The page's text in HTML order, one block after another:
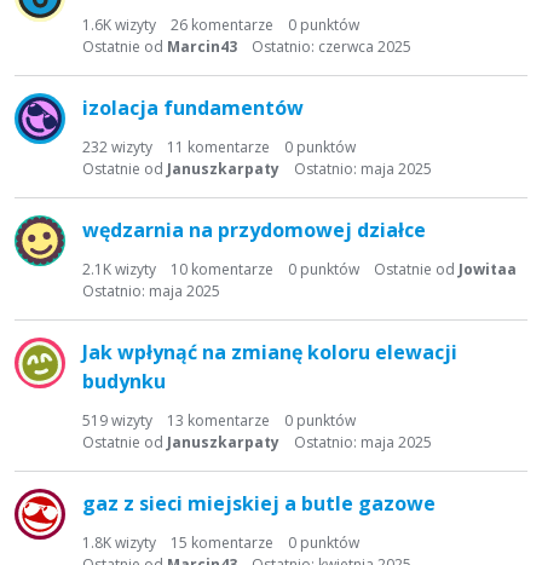
1.6Kwizyty 26 komentarze 0 punktów
Ostatnie od Marcin43 Ostatnio: czerwca 2025
izolacja fundamentów
232wizyty 11 komentarze 0 punktów
Ostatnie od Januszkarpaty Ostatnio: maja 2025
wędzarnia na przydomowej działce
2.1Kwizyty 10 komentarze 0 punktów Ostatnie od Jowitaa
Ostatnio: maja 2025
Jak wpłynąć na zmianę koloru elewacji
budynku
519wizyty 13 komentarze 0 punktów
Ostatnie od Januszkarpaty Ostatnio: maja 2025
gaz z sieci miejskiej a butle gazowe
1.8Kwizyty 15 komentarze 0 punktów